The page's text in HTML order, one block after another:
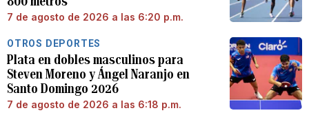
7 de agosto de 2026 a las 6:20 p.m.
OTROS DEPORTES
Plata en dobles masculinos para
Steven Moreno y Ángel Naranjo en
Santo Domingo 2026
7 de agosto de 2026 a las 6:18 p.m.